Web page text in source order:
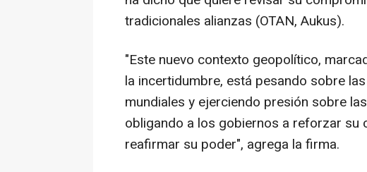
tradicionales alianzas (OTAN, Aukus).
"Este nuevo contexto geopolítico,
la incertidumbre, está pesando sobre
mundiales y ejerciendo presión sobre
obligando a los gobiernos a reforzar su
reafirmar su poder", agrega la firma.